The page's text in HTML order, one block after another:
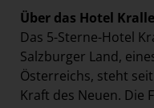
Über das Hotel
Das 5-Sterne-Hotel
Salzburger Land,
Österreichs, steht
Kraft des Neuen. Die